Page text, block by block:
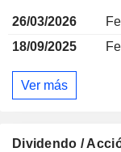
26/03/2026
18/09/2025
Ver más
Dividendo /